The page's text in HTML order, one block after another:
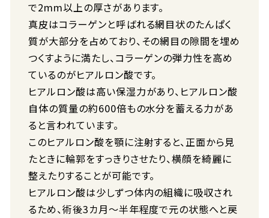
で2mm以上の厚さがあります。
真皮はコラーゲンと呼ばれる網目状のたんぱく
質が大部分を占めており、その網目の隙間を埋め
つくすように満たし、コラーゲンの弾力性を高め
ているのがヒアルロン酸です。
ヒアルロン酸は高い保湿力があり、ヒアルロン酸
自体の質量の約600倍もの水分を蓄える力があ
ると言われています。
このヒアルロン酸を顎に注射すると、正面から見
たときに輪郭をすっきりさせたり、横顔を綺麗に
整えたりすることが可能です。
ヒアルロン酸は少しずつ体内の組織に吸収され
るため、術後3カ月〜半年程度で元の状態へと戻